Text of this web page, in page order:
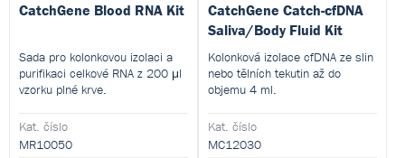
CatchGene Blood RNA Kit
Sada pro kolonkovou izolaci a
purifikaci celkové RNA z 200 μl
vzorku plné krve.
Kat. číslo
MR10050
CatchGene Catch-cfDNA
Saliva/Body Fluid Kit
Kolonková izolace cfDNA ze slin
nebo tělních tekutin až do
objemu 4 ml.
Kat. číslo
MC12030